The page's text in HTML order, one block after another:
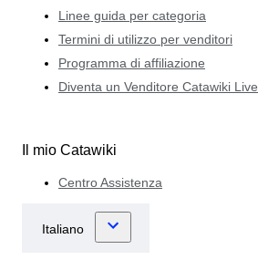
Linee guida per categoria
Termini di utilizzo per venditori
Programma di affiliazione
Diventa un Venditore Catawiki Live
Il mio Catawiki
Centro Assistenza